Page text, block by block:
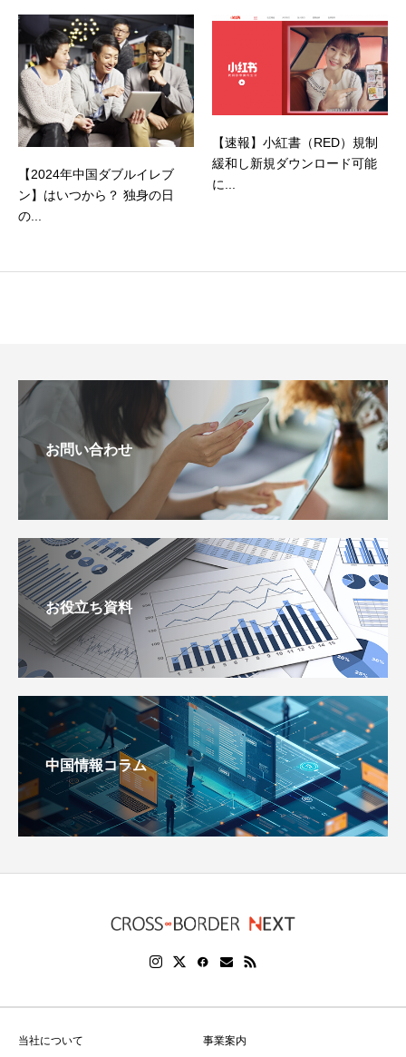
【2024年中国ダブルイレブ
ン】はいつから？ 独身の日
の...
【速報】小紅書（RED）規制
緩和し新規ダウンロード可能
に...
お問い合わせ
お役立ち資料
中国情報コラム
当社について 事業案内